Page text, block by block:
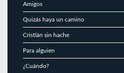
Amigos
Quizás haya un camino
Cristián sin hache
Para alguien
¿Cuándo?